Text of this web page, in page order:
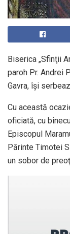
Biserica „Sfinţii
paroh Pr. Andrei
Gavra, îşi
Cu această
oficiată, cu
Episcopul
Părinte Timotei
un sobor de